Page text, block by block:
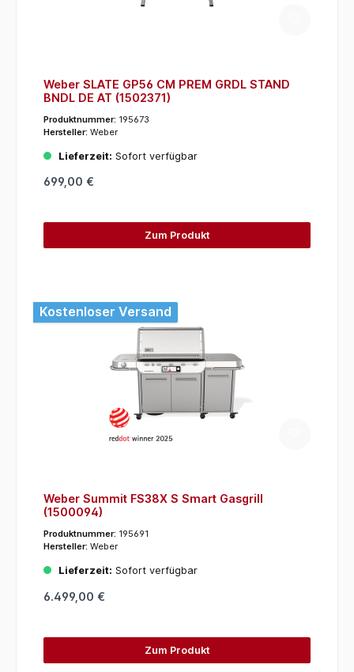
Weber SLATE GP56 CM PREM GRDL STAND
BNDL DE AT (1502371)
Produktnummer: 195673
Hersteller: Weber
Lieferzeit: Sofort verfügbar
699,00 €
Zum Produkt
Kostenloser Versand
Weber Summit FS38X S Smart Gasgrill
(1500094)
Produktnummer: 195691
Hersteller: Weber
Lieferzeit: Sofort verfügbar
6.499,00 €
Zum Produkt